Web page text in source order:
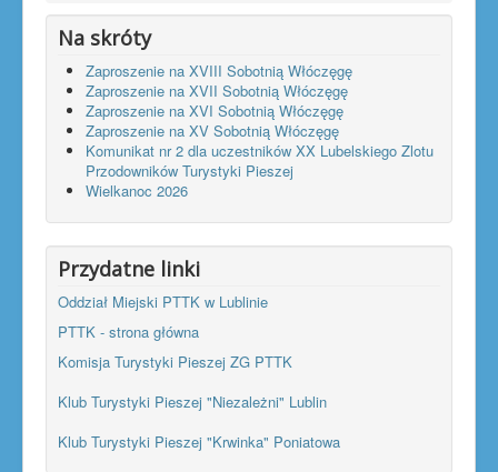
Na skróty
Zaproszenie na XVIII Sobotnią Włóczęgę
Zaproszenie na XVII Sobotnią Włóczęgę
Zaproszenie na XVI Sobotnią Włóczęgę
Zaproszenie na XV Sobotnią Włóczęgę
Komunikat nr 2 dla uczestników XX Lubelskiego Zlotu
Przodowników Turystyki Pieszej
Wielkanoc 2026
Przydatne linki
Oddział Miejski PTTK w Lublinie
PTTK - strona główna
Komisja Turystyki Pieszej ZG PTTK
Klub Turystyki Pieszej "Niezależni" Lublin
Klub Turystyki Pieszej "Krwinka" Poniatowa